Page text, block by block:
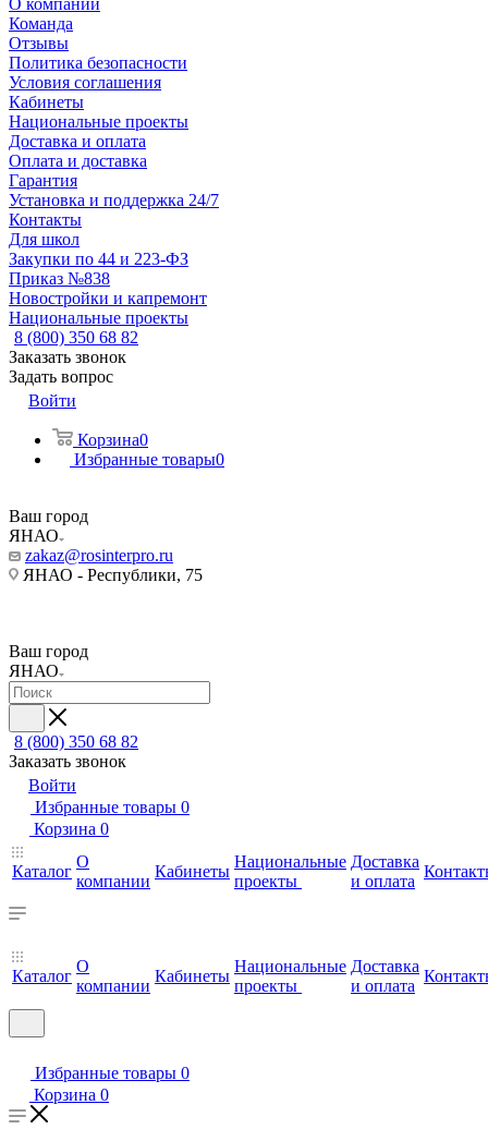
О компании
Команда
Отзывы
Политика безопасности
Условия соглашения
Кабинеты
Национальные проекты
Доставка и оплата
Оплата и доставка
Гарантия
Установка и поддержка 24/7
Контакты
Для школ
Закупки по 44 и 223-ФЗ
Приказ №838
Новостройки и капремонт
Национальные проекты
8 (800) 350 68 82
Заказать звонок
Задать вопрос
Войти
Корзина0
Избранные товары0
Ваш город
ЯНАО
zakaz@rosinterpro.ru
ЯНАО - Республики, 75
Ваш город
ЯНАО
8 (800) 350 68 82
Заказать звонок
Войти
Избранные товары 0
Корзина 0
Каталог
О
компании
Кабинеты
Национальные
проекты
Доставка
и оплата
Каталог
О
компании
Кабинеты
Национальные
проекты
Доставка
и оплата
Избранные товары 0
Корзина 0